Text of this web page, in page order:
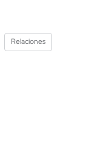
Relaciones